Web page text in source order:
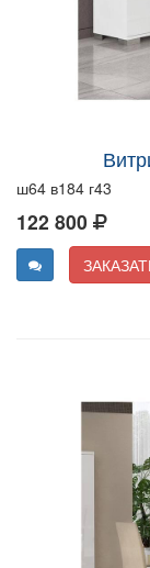
ш64 в184 г43
122 800